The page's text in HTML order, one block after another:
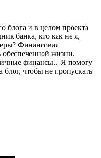
блога и в целом проекта
банка, кто как не я,
Финансовая
обеспеченной жизни.
финансы... Я помогу
блог, чтобы не пропускать